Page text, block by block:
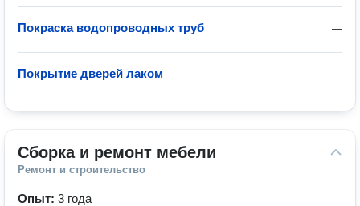
—
Покраска водопроводных труб
—
Покрытие дверей лаком
Сборка и ремонт мебели
Ремонт и строительство
Опыт: 3 года